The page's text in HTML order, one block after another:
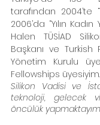
tarafından 2004’te
2006’da “Yılın
Halen TÜSİAD
Başkanı ve Turkish
Yönetim Kurulu
Fellowships üyesiyim.
Silikon Vadisi ve
teknoloji, gelecek
öncülük